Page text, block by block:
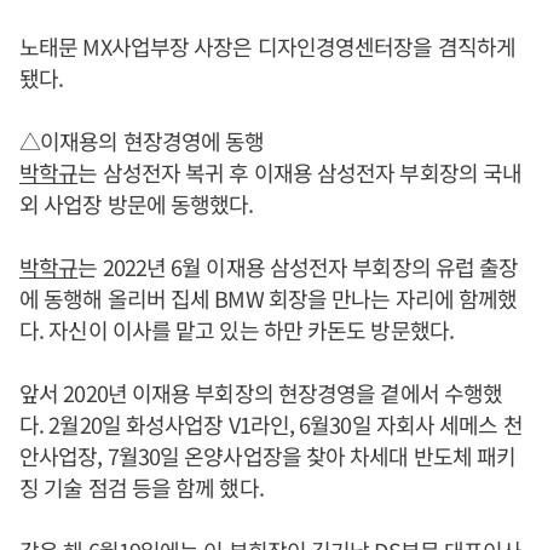
노태문 MX사업부장 사장은 디자인경영센터장을 겸직하게
됐다.
△이재용의 현장경영에 동행
박학규는 삼성전자 복귀 후 이재용 삼성전자 부회장의 국내
외 사업장 방문에 동행했다.
박학규는 2022년 6월 이재용 삼성전자 부회장의 유럽 출장
에 동행해 올리버 집세 BMW 회장을 만나는 자리에 함께했
다. 자신이 이사를 맡고 있는 하만 카돈도 방문했다.
앞서 2020년 이재용 부회장의 현장경영을 곁에서 수행했
다. 2월20일 화성사업장 V1라인, 6월30일 자회사 세메스 천
안사업장, 7월30일 온양사업장을 찾아 차세대 반도체 패키
징 기술 점검 등을 함께 했다.